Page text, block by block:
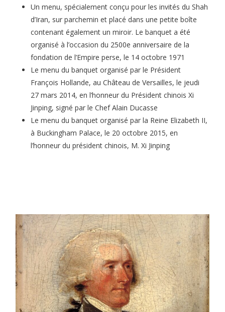
Un menu, spécialement conçu pour les invités du Shah
d’Iran, sur parchemin et placé dans une petite boîte
contenant également un miroir. Le banquet a été
organisé à l’occasion du 2500e anniversaire de la
fondation de l’Empire perse, le 14 octobre 1971
Le menu du banquet organisé par le Président
François Hollande, au Château de Versailles, le jeudi
27 mars 2014, en l’honneur du Président chinois Xi
Jinping, signé par le Chef Alain Ducasse
Le menu du banquet organisé par la Reine Elizabeth II,
à Buckingham Palace, le 20 octobre 2015, en
l’honneur du président chinois, M. Xi Jinping